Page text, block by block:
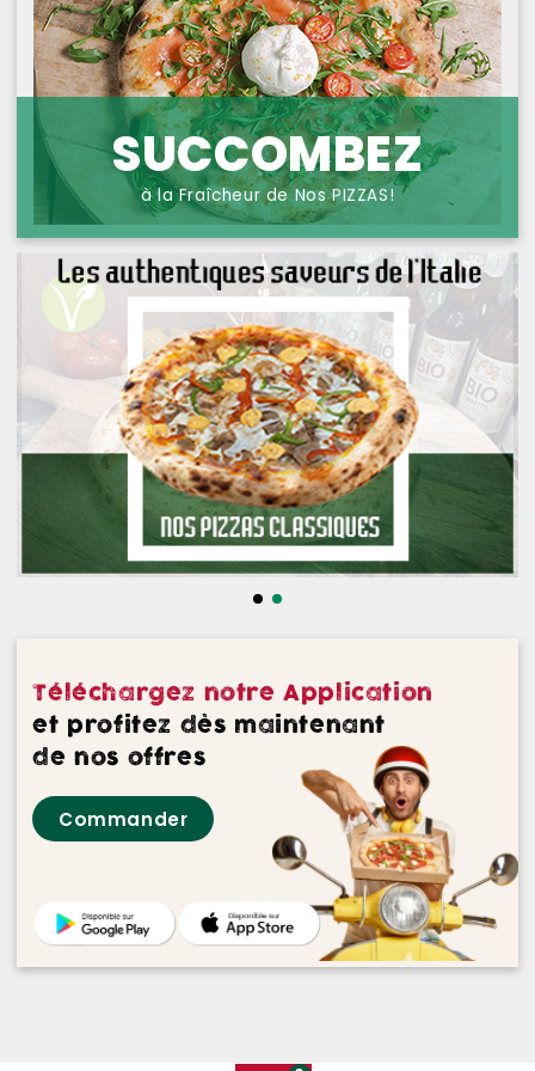
NOS PIZZAS FROMAGES
NOS SAVEURS D AILLEURS
OFFRE PRIMA
OFFRE MEZZO
MENUS BAMBINO
NOS PATES GRATINEES
NOS BURRITOS GRATINES
NOS PANINIS
NOS SALADES
NOS DESSERTS
NOS VINS ROUGES
NOS VINS ROSES
NOS VINS BLANCS
PROTECTION DES
DONNÉES
SUCCOMBEZ
à la Fraîcheur de Nos PIZZAS!
Téléchargez notre Application
et profitez dès maintenant
de nos offres
Commander